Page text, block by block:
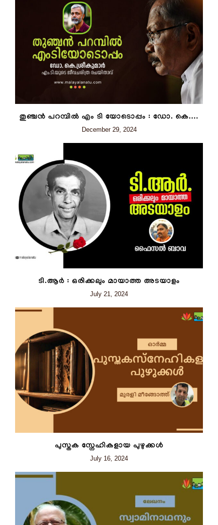
തുഞ്ചൻ പറമ്പിൽ എം ടി യോടൊപ്പം : ഡോ. കെ....
December 29, 2024
ടി.ആർ : ഒരിക്കലും മായാത്ത അടയാളം
July 21, 2024
പുസ്തക സ്നേഹികളായ പുഴുക്കൾ
July 16, 2024